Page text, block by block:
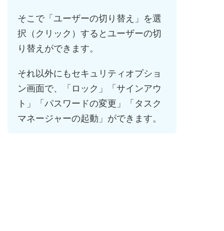
そこで「ユーザーの切り替え」を選
択（クリック）するとユーザーの切
り替えができます。
それ以外にもセキュリティオプショ
ン画面で、「ロック」「サインアウ
ト」「パスワードの変更」「タスク
マネージャーの起動」ができます。